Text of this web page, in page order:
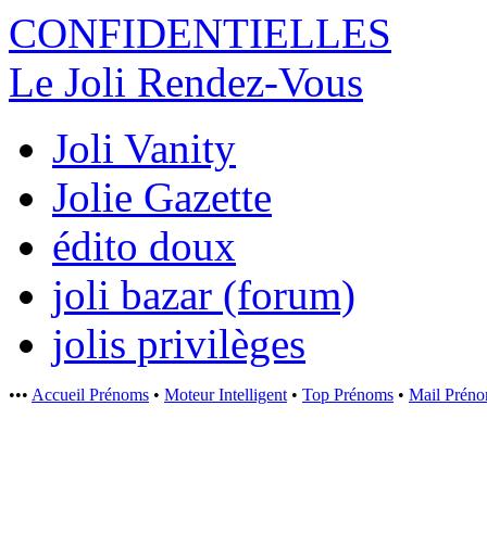
CONFIDENTIELLES
Le Joli Rendez-Vous
Joli Vanity
Jolie Gazette
édito doux
joli bazar (forum)
jolis privilèges
••• Accueil Prénoms • Moteur Intelligent • Top Prénoms • Mail